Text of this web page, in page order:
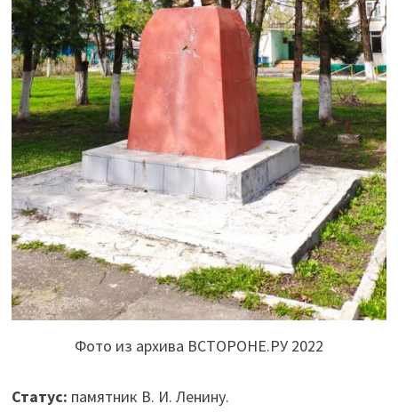
Фото из архива ВСТОРОНЕ.РУ 2022
Статус: памятник В. И. Ленину.